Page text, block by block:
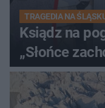
TRAGEDIA NA
Ksiądz na
„Słońce